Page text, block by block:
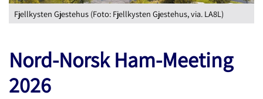
Fjellkysten Gjestehus (Foto: Fjellkysten Gjestehus, via. LA8L)
Nord-Norsk Ham-Meeting
2026